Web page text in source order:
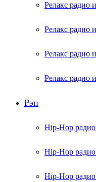
Релакс радио
Релакс радио
Релакс радио
Релакс радио
Рэп
Hip-Hop
Hip-Hop
Hip-Hop